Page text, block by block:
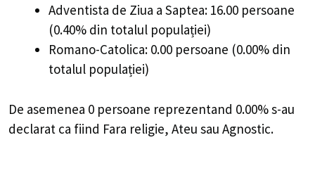
Adventista de Ziua a Saptea: 16.00 persoane
(0.40% din totalul populației)
Romano-Catolica: 0.00 persoane (0.00% din
totalul populației)
De asemenea 0 persoane reprezentand 0.00% s-au
declarat ca fiind Fara religie, Ateu sau Agnostic.